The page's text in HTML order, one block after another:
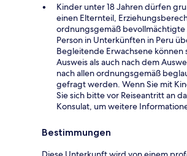
Kinder unter 18 Jahren dürfen
einen Elternteil,
ordnungsgemäß
Person in Unterkünften in Peru
Begleitende Erwachsene können
Ausweis als auch nach dem
nach allen ordnungsgemäß
gefragt werden. Wenn Sie mit
Sie sich bitte vor Reiseantritt an
Konsulat, um weitere
Bestimmungen